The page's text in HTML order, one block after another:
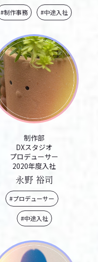
#制作事務 #中途入社
制作部
DXスタジオ
プロデューサー
2020年度入社
永野 裕司
#プロデューサー
#中途入社